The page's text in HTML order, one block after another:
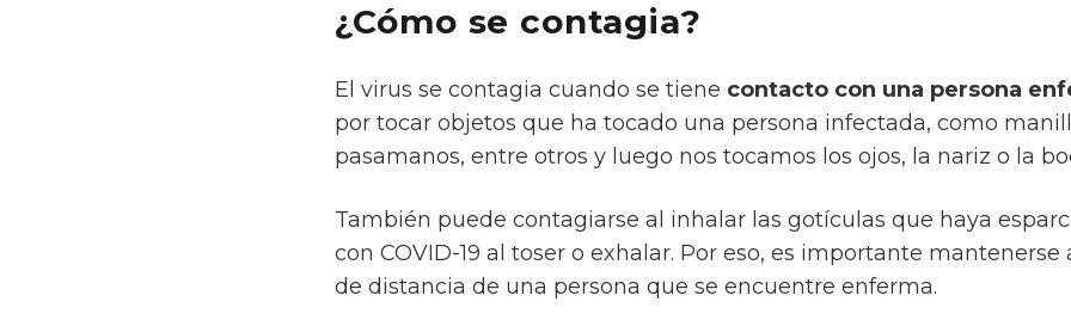
¿Cómo se contagia?
El virus se contagia cuando se tiene contacto con una persona
por tocar objetos que ha tocado una persona infectada, como
pasamanos, entre otros y luego nos tocamos los ojos, la nariz o la
También puede contagiarse al inhalar las gotículas que haya
con COVID-19 al toser o exhalar. Por eso, es importante mantenerse
de distancia de una persona que se encuentre enferma.